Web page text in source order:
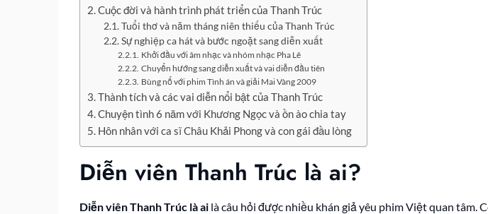
Cuộc đời và hành trình phát triển của Thanh Trúc
Tuổi thơ và năm tháng niên thiếu của Thanh Trúc
Sự nghiệp ca hát và bước ngoặt sang diễn xuất
Khởi đầu với âm nhạc và nhóm nhạc Pha Lê
Chuyển hướng sang diễn xuất và vai diễn đầu tiên
Bùng nổ với phim Tình án và giải Mai Vàng 2009
Thành tích và các vai diễn nổi bật của Thanh Trúc
Chuyện tình 6 năm với Khương Ngọc và ồn ào chia tay
Hôn nhân với ca sĩ Châu Khải Phong và con gái đầu lòng
Diễn viên Thanh Trúc là ai?
Diễn viên Thanh Trúc là ai là câu hỏi được nhiều khán giả yêu phim Việt quan tâm.